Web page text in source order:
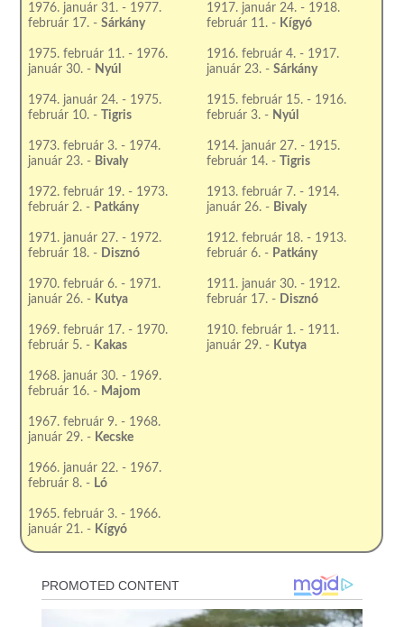
1976. január 31. - 1977.
február 17. -Sárkány
1975. február 11. - 1976.
január 30. - Nyúl
1974. január 24. - 1975.
február 10. -Tigris
1973. február 3. - 1974.
január 23. - Bivaly
1972. február 19. - 1973.
február 2. - Patkány
1971. január 27. - 1972.
február 18. - Disznó
1970. február 6. - 1971.
január 26. - Kutya
1969. február 17. - 1970.
február 5. - Kakas
1968. január 30. - 1969.
február 16. - Majom
1967. február 9. - 1968.
január 29. - Kecske
1966. január 22. - 1967.
február 8. - Ló
1965. február 3. - 1966.
január 21. - Kígyó
1917. január 24. - 1918.
február 11. - Kígyó
1916. február 4. - 1917.
január 23. -Sárkány
1915. február 15. - 1916.
február 3. - Nyúl
1914. január 27. - 1915.
február 14. -Tigris
1913. február 7. - 1914.
január 26. - Bivaly
1912. február 18. - 1913.
február 6. - Patkány
1911. január 30. - 1912.
február 17. - Disznó
1910. február 1. - 1911.
január 29. - Kutya